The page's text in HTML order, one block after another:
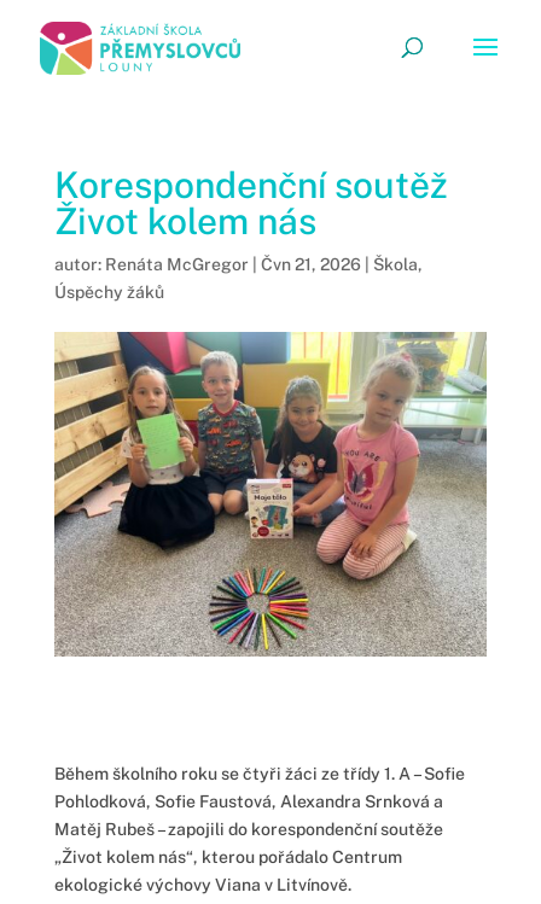
Korespondenční soutěž
Život kolem nás
autor: Renáta McGregor Čvn 21, 2026| Škola,
Úspěchy žáků
Během školního roku se čtyři žáci ze třídy 1. A – Sofie
Pohlodková, Sofie Faustová, Alexandra Srnková a
Matěj Rubeš – zapojili do korespondenční soutěže
„Život kolem nás“, kterou pořádalo Centrum
ekologické výchovy Viana v Litvínově.